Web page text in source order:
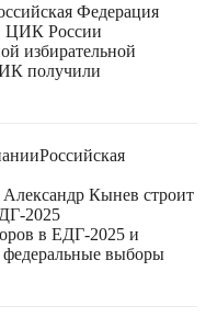
Федерация
ЦИК России
избирательной
получили
Российская
Александр Кынев строит
2025
в ЕДГ-2025 и
федеральные выборы